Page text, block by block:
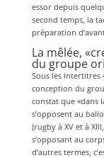
essor depuis
second temps, la
préparation
La mêlée,
du groupe
Sous les intertitres
conception du
constat que «dans
s’opposent au
(rugby à XV et à
s’opposant au
d’autres termes,